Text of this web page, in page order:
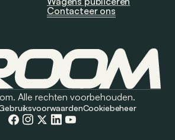
Contacteer ons
Alle rechten voorbehouden.
Cookiebeheer